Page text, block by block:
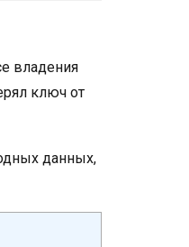
владения
ключ от
данных,